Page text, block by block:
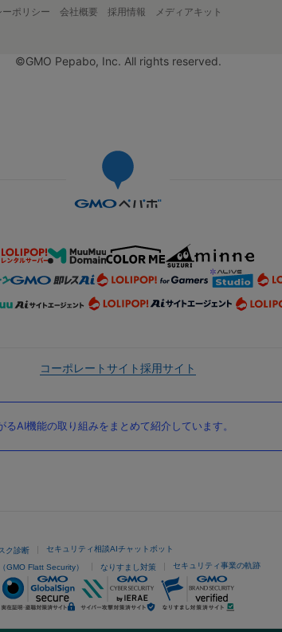
ポリシー 会社概要 採用情報 メディアキット
©GMO Pepabo, Inc. All rights reserved.
コーポレートサイト採用サイト
AI機能の取り組みをまとめて紹介しています。
ク診断 セキュリティ相談AIチャットボット
GMO Flatt Security） なりすまし対策 セキュリティ事業の軌跡